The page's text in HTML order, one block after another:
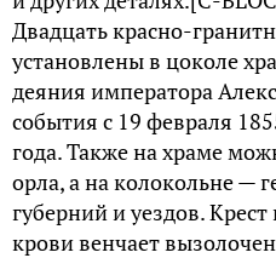
Двадцать красно-
установлены в цоколе
деяния императора
события с 19 февраля
года. Также на храме
орла, а на колокольне —
губерний и уездов.
крови венчает